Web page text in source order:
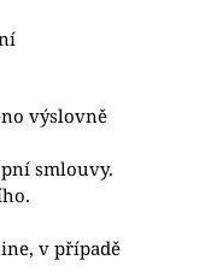
výslovně
smlouvy.
v případě